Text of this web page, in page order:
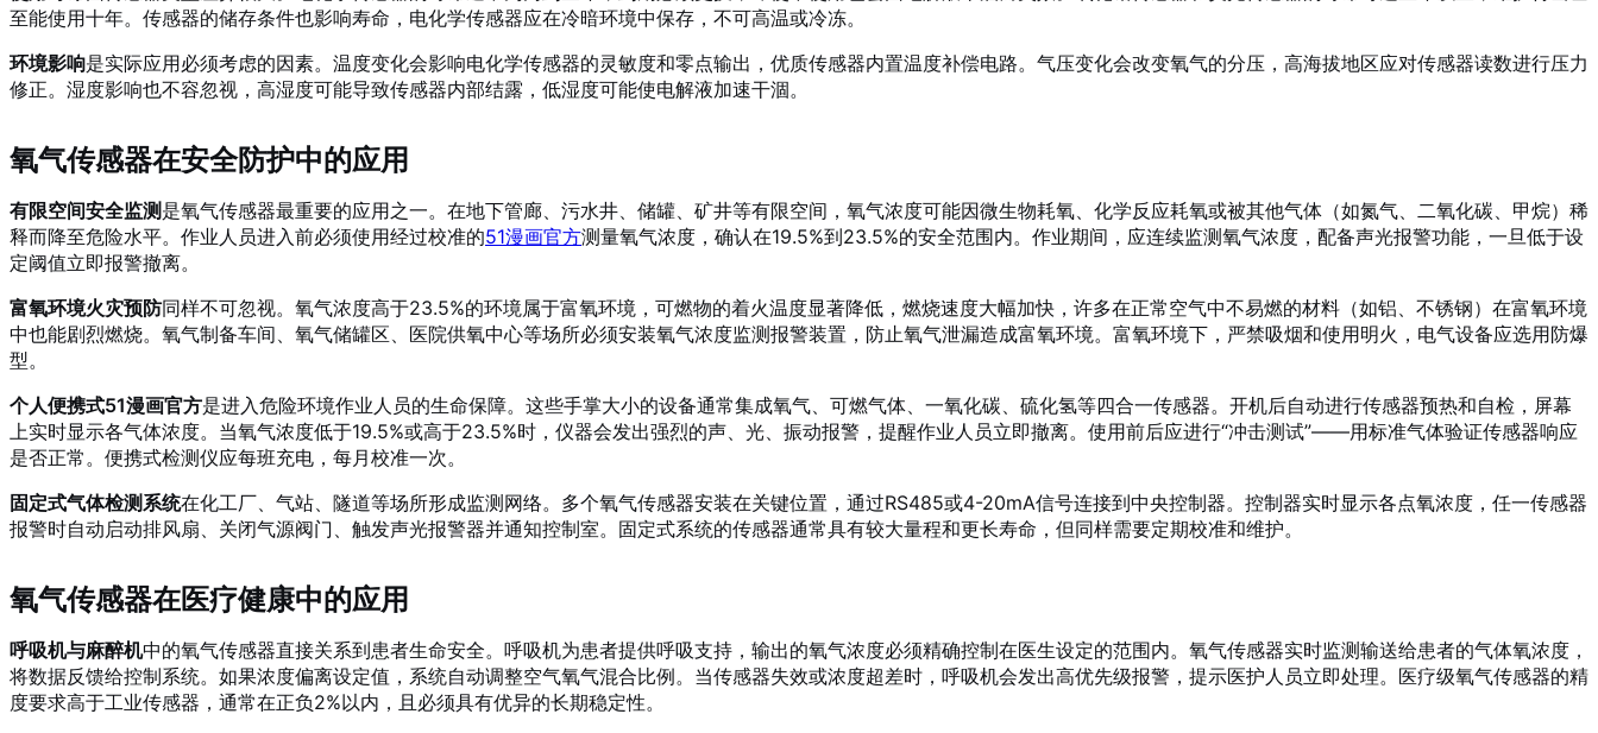
至能使用十年。传感器的储存条件也影响寿命，电化学传感器应在冷暗环境中保存，不可高温或冷冻。
环境影响是实际应用必须考虑的因素。温度变化会影响电化学传感器的灵敏度和零点输出，优质传感器内置温度补偿电路。气压变化会改变氧气的分压，高海拔地区应对传感器读数进行压力
修正。湿度影响也不容忽视，高湿度可能导致传感器内部结露，低湿度可能使电解液加速干涸。
氧气传感器在安全防护中的应用
有限空间安全监测 是氧气传感器最重要的应用之一。在地下管廊、污水井、储罐、矿井等有限空间，氧气浓度可能因微生物耗氧、化学反应耗氧或被其他气体（如氮气、二氧化碳、甲烷）稀
释而降至危险水平。作业人员进入前必须使用经过校准的51漫画官方测量氧气浓度，确认在19.5%到23.5%的安全范围内。作业期间，应连续监测氧气浓度，配备声光报警功能，一旦低于设
定阈值立即报警撤离。
富氧环境火灾预防同样不可忽视。氧气浓度高于23.5%的环境属于富氧环境，可燃物的着火温度显著降低，燃烧速度大幅加快，许多在正常空气中不易燃的材料（如铝、不锈钢）在富氧环境
中也能剧烈燃烧。氧气制备车间、氧气储罐区、医院供氧中心等场所必须安装氧气浓度监测报警装置，防止氧气泄漏造成富氧环境。富氧环境下，严禁吸烟和使用明火，电气设备应选用防爆
型。
个人便携式51漫画官方是进入危险环境作业人员的生命保障。这些手掌大小的设备通常集成氧气、可燃气体、一氧化碳、硫化氢等四合一传感器。开机后自动进行传感器预热和自检，屏幕
上实时显示各气体浓度。当氧气浓度低于19.5%或高于23.5%时，仪器会发出强烈的声、光、振动报警，提醒作业人员立即撤离。使用前后应进行“冲击测试”——用标准气体验证传感器响应
是否正常。便携式检测仪应每班充电，每月校准一次。
固定式气体检测系统在化工厂、气站、隧道等场所形成监测网络。多个氧气传感器安装在关键位置，通过RS485或4-20mA信号连接到中央控制器。控制器实时显示各点氧浓度，任一传感器
报警时自动启动排风扇、关闭气源阀门、触发声光报警器并通知控制室。固定式系统的传感器通常具有较大量程和更长寿命，但同样需要定期校准和维护。
氧气传感器在医疗健康中的应用
呼吸机与麻醉机中的氧气传感器直接关系到患者生命安全。呼吸机为患者提供呼吸支持，输出的氧气浓度必须精确控制在医生设定的范围内。氧气传感器实时监测输送给患者的气体氧浓度，
将数据反馈给控制系统。如果浓度偏离设定值，系统自动调整空气氧气混合比例。当传感器失效或浓度超差时，呼吸机会发出高优先级报警，提示医护人员立即处理。医疗级氧气传感器的精
度要求高于工业传感器，通常在正负2%以内，且必须具有优异的长期稳定性。